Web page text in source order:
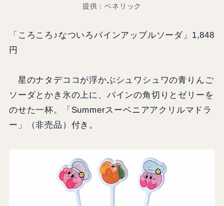
提供：ベネリック
「ころころ♪なついろパインアップルソーダ」1,848
円
星のナタデココが浮かぶシュワシュワの青りんご
ソーダとかき氷の上に、パインの角切りとゼリーを
のせた一杯。「Summerスーベニアアクリルマドラ
ー」（非売品）付き。